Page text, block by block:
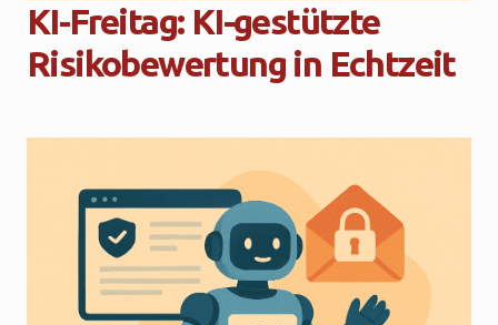
KI-Freitag: KI-gestützte
Risikobewertung in Echtzeit